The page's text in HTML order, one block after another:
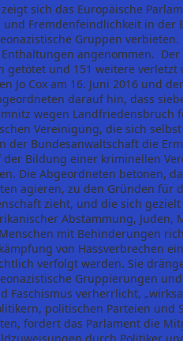
sich das Europäische
und Fremdenfeindlichkeit in
Gruppen
angenommen.
getötet und 151 weitere
Jo Cox am 16. Juni 2016 und
darauf hin, dass
wegen
Vereinigung, die sich
der Bundesanwaltschaft die
der Bildung einer kriminellen
Die Abgeordneten betonen,
agieren, zu den Gründen für
zieht, und die sich
Abstammung,
mit Behinderungen
von Hassverbrechen
verfolgt werden. Sie
Gruppierungen
Faschismus verherrlicht,
politischen Parteien
fordert das Parlament die
durch Politiker